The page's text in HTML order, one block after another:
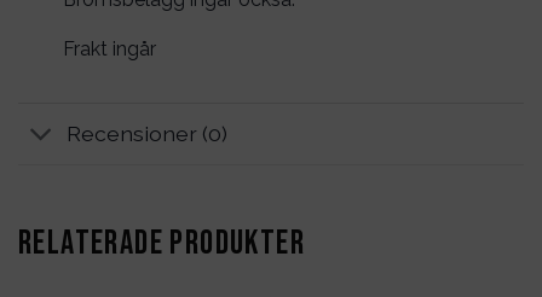
Frakt ingår
Recensioner (0)
RELATERADE PRODUKTER